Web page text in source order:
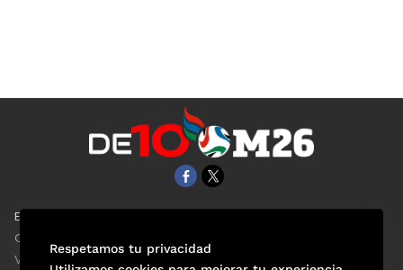
EL UNIVERSAL
Clase
ViveUSA
Respetamos tu privacidad